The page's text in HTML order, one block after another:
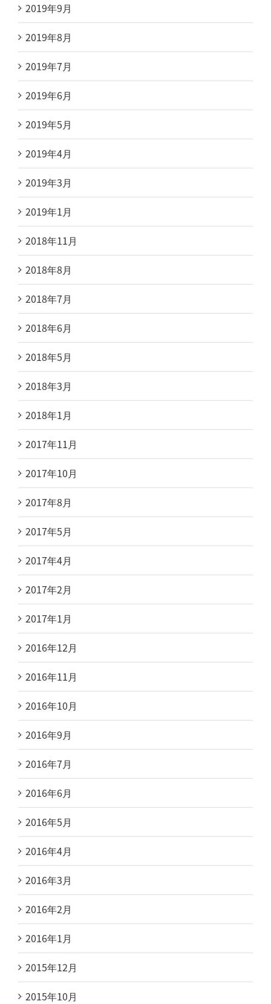
2019年9月
2019年8月
2019年7月
2019年6月
2019年5月
2019年4月
2019年3月
2019年1月
2018年11月
2018年8月
2018年7月
2018年6月
2018年5月
2018年3月
2018年1月
2017年11月
2017年10月
2017年8月
2017年5月
2017年4月
2017年2月
2017年1月
2016年12月
2016年11月
2016年10月
2016年9月
2016年7月
2016年6月
2016年5月
2016年4月
2016年3月
2016年2月
2016年1月
2015年12月
2015年10月